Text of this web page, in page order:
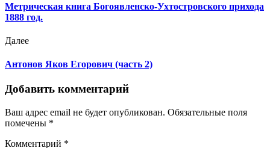
Метрическая книга Богоявленско-Ухтостровского прихода
1888 год.
Далее
Антонов Яков Егорович (часть 2)
Добавить комментарий
Ваш адрес email не будет опубликован. Обязательные поля
помечены *
Комментарий *